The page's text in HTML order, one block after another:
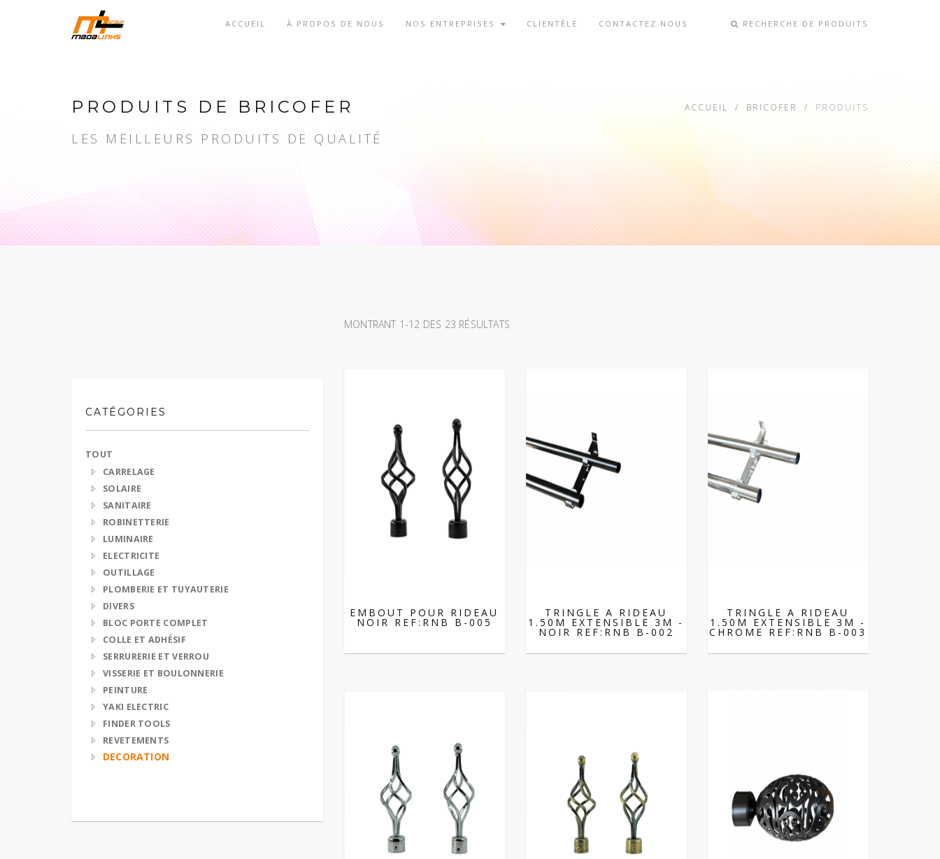
ACCUEIL À PROPOS DE NOUS NOS ENTREPRISES CLIENTÈLE CONTACTEZ NOUS RECHERCHE DE PRODUITS
PRODUITS DE BRICOFER
LES MEILLEURS PRODUITS DE QUALITÉ
ACCUEIL BRICOFER PRODUITS
CATÉGORIES
TOUT
CARRELAGE
SOLAIRE
SANITAIRE
ROBINETTERIE
LUMINAIRE
ELECTRICITE
OUTILLAGE
PLOMBERIE ET TUYAUTERIE
DIVERS
BLOC PORTE COMPLET
COLLE ET ADHÉSIF
SERRURERIE ET VERROU
VISSERIE ET BOULONNERIE
PEINTURE
YAKI ELECTRIC
FINDER TOOLS
REVETEMENTS
DECORATION
MONTRANT 1-12 DES 23 RÉSULTATS
EMBOUT POUR RIDEAU
NOIR REF:RNB B-005
TRINGLE A RIDEAU
1.50M EXTENSIBLE 3M -
NOIR REF:RNB B-002
TRINGLE A RIDEAU
1.50M EXTENSIBLE 3M -
CHROME REF:RNB B-003